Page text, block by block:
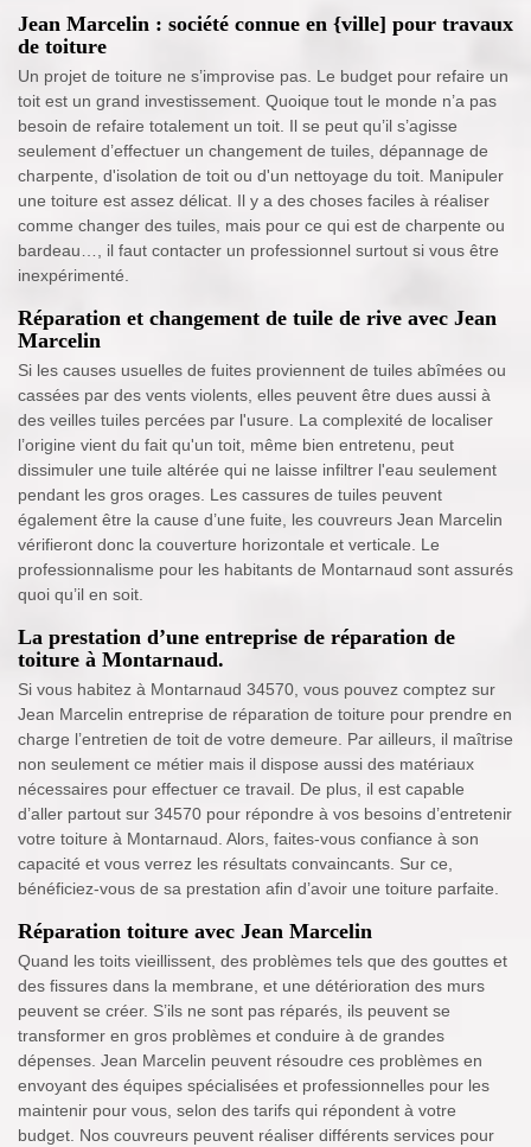
Jean Marcelin : société connue en {ville] pour travaux
de toiture
Un projet de toiture ne s’improvise pas. Le budget pour refaire un
toit est un grand investissement. Quoique tout le monde n’a pas
besoin de refaire totalement un toit. Il se peut qu’il s’agisse
seulement d’effectuer un changement de tuiles, dépannage de
charpente, d'isolation de toit ou d'un nettoyage du toit. Manipuler
une toiture est assez délicat. Il y a des choses faciles à réaliser
comme changer des tuiles, mais pour ce qui est de charpente ou
bardeau…, il faut contacter un professionnel surtout si vous être
inexpérimenté.
Réparation et changement de tuile de rive avec Jean
Marcelin
Si les causes usuelles de fuites proviennent de tuiles abîmées ou
cassées par des vents violents, elles peuvent être dues aussi à
des veilles tuiles percées par l'usure. La complexité de localiser
l’origine vient du fait qu'un toit, même bien entretenu, peut
dissimuler une tuile altérée qui ne laisse infiltrer l'eau seulement
pendant les gros orages. Les cassures de tuiles peuvent
également être la cause d’une fuite, les couvreurs Jean Marcelin
vérifieront donc la couverture horizontale et verticale. Le
professionnalisme pour les habitants de Montarnaud sont assurés
quoi qu’il en soit.
La prestation d’une entreprise de réparation de
toiture à Montarnaud.
Si vous habitez à Montarnaud 34570, vous pouvez comptez sur
Jean Marcelin entreprise de réparation de toiture pour prendre en
charge l’entretien de toit de votre demeure. Par ailleurs, il maîtrise
non seulement ce métier mais il dispose aussi des matériaux
nécessaires pour effectuer ce travail. De plus, il est capable
d’aller partout sur 34570 pour répondre à vos besoins d’entretenir
votre toiture à Montarnaud. Alors, faites-vous confiance à son
capacité et vous verrez les résultats convaincants. Sur ce,
bénéficiez-vous de sa prestation afin d’avoir une toiture parfaite.
Réparation toiture avec Jean Marcelin
Quand les toits vieillissent, des problèmes tels que des gouttes et
des fissures dans la membrane, et une détérioration des murs
peuvent se créer. S’ils ne sont pas réparés, ils peuvent se
transformer en gros problèmes et conduire à de grandes
dépenses. Jean Marcelin peuvent résoudre ces problèmes en
envoyant des équipes spécialisées et professionnelles pour les
maintenir pour vous, selon des tarifs qui répondent à votre
budget. Nos couvreurs peuvent réaliser différents services pour